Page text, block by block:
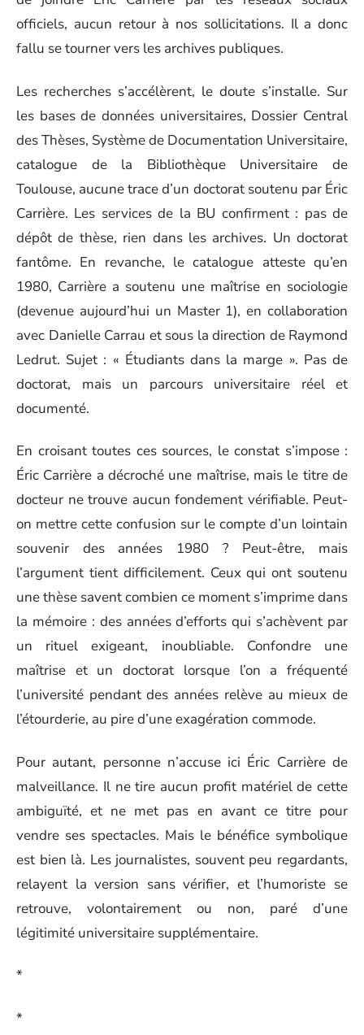
officiels, aucun retour à nos sollicitations. Il a donc
fallu se tourner vers les archives publiques.
Les recherches s’accélèrent, le doute s’installe. Sur
les bases de données universitaires, Dossier Central
des Thèses, Système de Documentation Universitaire,
catalogue de la Bibliothèque Universitaire de
Toulouse, aucune trace d’un doctorat soutenu par Éric
Carrière. Les services de la BU confirment : pas de
dépôt de thèse, rien dans les archives. Un doctorat
fantôme. En revanche, le catalogue atteste qu’en
1980, Carrière a soutenu une maîtrise en sociologie
(devenue aujourd’hui un Master 1), en collaboration
avec Danielle Carrau et sous la direction de Raymond
Ledrut. Sujet : « Étudiants dans la marge ». Pas de
doctorat, mais un parcours universitaire réel et
documenté.
En croisant toutes ces sources, le constat s’impose :
Éric Carrière a décroché une maîtrise, mais le titre de
docteur ne trouve aucun fondement vérifiable. Peut-
on mettre cette confusion sur le compte d’un lointain
souvenir des années 1980 ? Peut-être, mais
l’argument tient difficilement. Ceux qui ont soutenu
une thèse savent combien ce moment s’imprime dans
la mémoire : des années d’efforts qui s’achèvent par
un rituel exigeant, inoubliable. Confondre une
maîtrise et un doctorat lorsque l’on a fréquenté
l’université pendant des années relève au mieux de
l’étourderie, au pire d’une exagération commode.
Pour autant, personne n’accuse ici Éric Carrière de
malveillance. Il ne tire aucun profit matériel de cette
ambiguïté, et ne met pas en avant ce titre pour
vendre ses spectacles. Mais le bénéfice symbolique
est bien là. Les journalistes, souvent peu regardants,
relayent la version sans vérifier, et l’humoriste se
retrouve, volontairement ou non, paré d’une
légitimité universitaire supplémentaire.
*
*